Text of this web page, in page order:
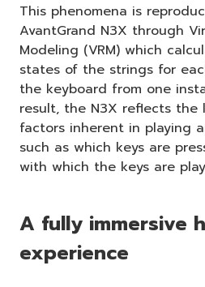
This phenomena is
AvantGrand N3X through
Modeling (VRM) which
states of the strings for
the keyboard from one
result, the N3X reflects the
factors inherent in playing
such as which keys are
with which the keys are
A fully immersive
experience